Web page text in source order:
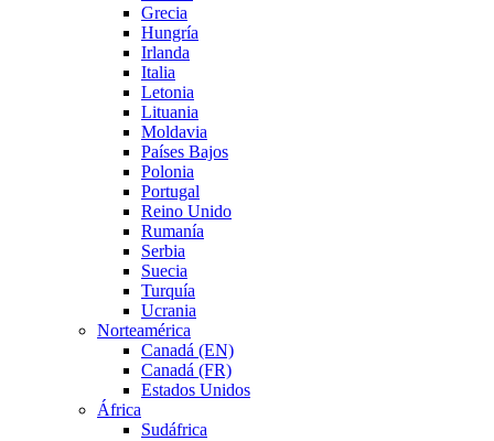
Grecia
Hungría
Irlanda
Italia
Letonia
Lituania
Moldavia
Países Bajos
Polonia
Portugal
Reino Unido
Rumanía
Serbia
Suecia
Turquía
Ucrania
Norteamérica
Canadá (EN)
Canadá (FR)
Estados Unidos
África
Sudáfrica